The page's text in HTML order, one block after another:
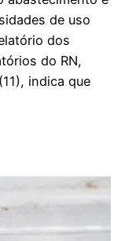
de uso
dos
do RN,
indica que